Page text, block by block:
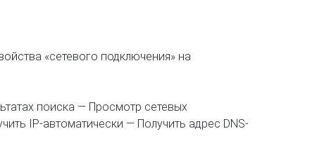
«сетевого подключения» на
поиска — Просмотр сетевых
IP-автоматически — Получить адрес DNS-